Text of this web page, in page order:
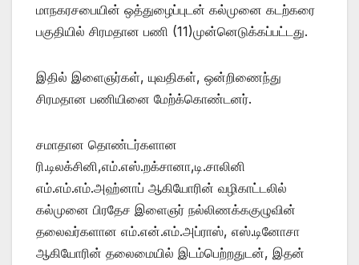
மாநகரசபையின் ஒத்துழைப்புடன் கல்முனை கடற்கரை
பகுதியில் சிரமதான பணி (11)முன்னெடுக்கப்பட்டது.
இதில் இளைஞர்கள், யுவதிகள், ஒன்றிணைந்து
சிரமதான பணியினை மேற்க்கொண்டனர்.
சமாதான தொண்டர்களான
ரி.டிலக்சினி,எம்.எஸ்.றக்சானா,டி.சாலினி
எம்.எம்.எம்.அஹ்னாப் ஆகியோரின் வழிகாட்டலில்
கல்முனை பிரதேச இளைஞர் நல்லிணக்ககுழுவின்
தலைவர்களான எம்.என்.எம்.அப்ராஸ், எஸ்.டினோசா
ஆகியோரின் தலைமையில் இடம்பெற்றதுடன், இதன்